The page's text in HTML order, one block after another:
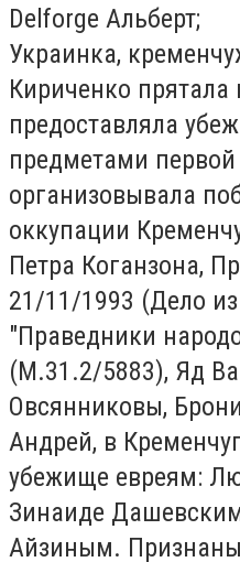
Delforge Альберт;
Украинка,
Кириченко прятала
предоставляла
предметами
организовывала
оккупации
Петра Коганзона,
21/11/1993 (Дело
"Праведники
(M.31.2/5883), Яд
Овсянниковы,
Андрей, в
убежище евреям:
Зинаиде
Айзиным.